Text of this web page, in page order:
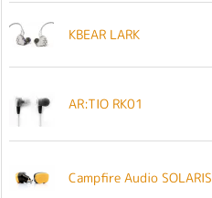
KBEAR LARK
AR:TIO RK01
Campfire Audio SOLARIS